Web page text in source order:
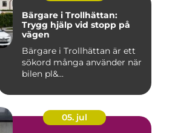
Bärgare i Trollhättan:
Trygg hjälp vid stopp på
vägen
Bärgare i Trollhättan är ett
sökord många använder när
bilen pl&...
05. jul